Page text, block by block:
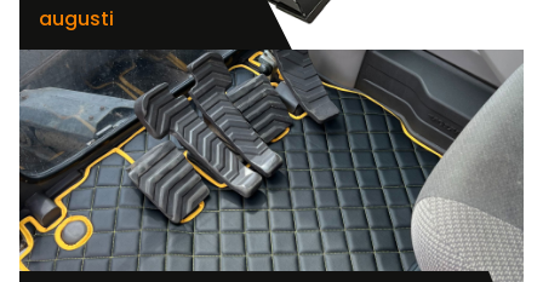
augusti